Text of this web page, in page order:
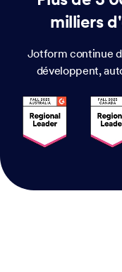
milliers
Jotform continue
développent,